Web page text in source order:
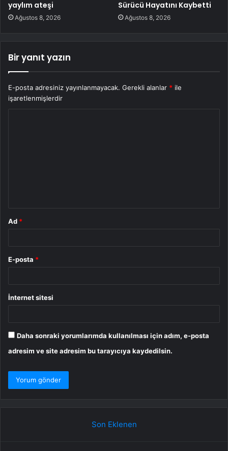
yaylım ateşi
Ağustos 8, 2026
Sürücü Hayatını Kaybetti
Ağustos 8, 2026
Bir yanıt yazın
E-posta adresiniz yayınlanmayacak. Gerekli alanlar * ile
işaretlenmişlerdir
Ad *
E-posta *
İnternet sitesi
Daha sonraki yorumlarımda kullanılması için adım, e-posta
adresim ve site adresim bu tarayıcıya kaydedilsin.
Son Eklenen